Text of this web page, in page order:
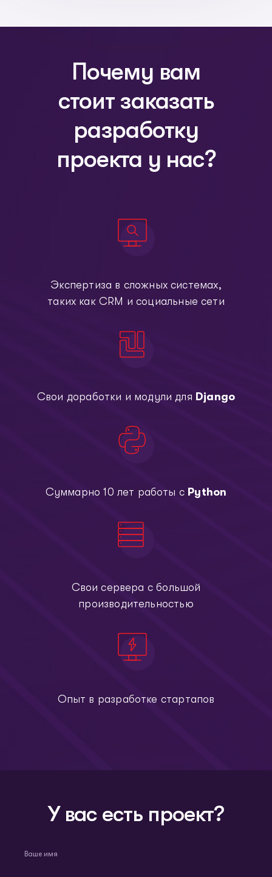
Почему вам
стоит заказать
разработку
проекта у нас?
Экспертиза в сложных системах,
таких как СRМ и социальные сети
Свои доработки и модули для Django
Суммарно 10 лет работы с Python
Свои сервера с большой
производительностью
Опыт в разработке стартапов
У вас есть проект?
Ваше имя